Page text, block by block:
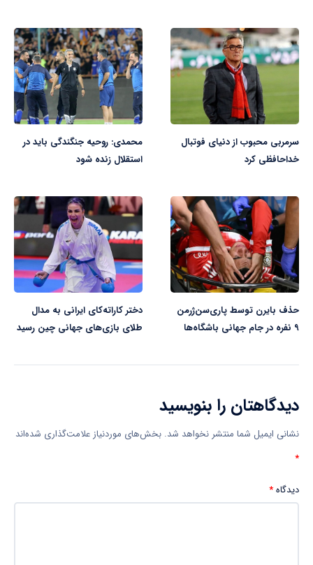
سرمربی محبوب از دنیای فوتبال
خداحافظی کرد
محمدی: روحیه جنگندگی باید در
استقلال زنده شود
حذف بایرن توسط پاری‌سن‌ژرمن
۹ نفره در جام جهانی باشگاه‌ها
دختر کاراته‌کای ایرانی به مدال
طلای بازی‌های جهانی چین رسید
دیدگاهتان را بنویسید
نشانی ایمیل شما منتشر نخواهد شد. بخش‌های موردنیاز علامت‌گذاری شده‌اند
*
دیدگاه*